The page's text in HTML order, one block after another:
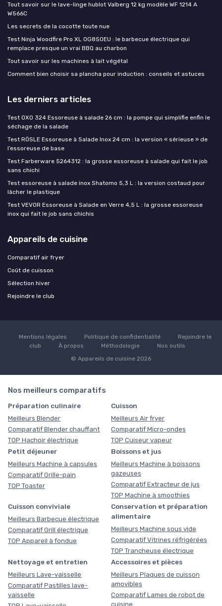
Tout savoir sur le lave-linge hublot Valberg 12 kg modèle WF 1214 A
W566C
Les secrets de la cocotte toute nue
Test Ninja Woodfire Pro XL OG850EU : le barbecue électrique qui
remplace presque un vrai BBQ au charbon
Tout savoir sur les machines à lait végétal
Comment bien choisir sa plancha pour induction : conseils et astuces
Les derniers articles
Test OXO 324 Essoreuse à salade 26 cm : la pompe qui simplifie enfin le
séchage de la salade
Test RÖSLE Essoreuse à Salade Inox 24 cm : la version « sérieuse » de
l’essoreuse de base
Test Farberware 5264312 : la grosse essoreuse à salade qui fait le job
sans chichi
Test essoreuse à salade inox Shatomo 5,3 L : la version costaud pour
lâcher le plastique
Test VEVOR Essoreuse à Salade en Verre 4,5 L : la grosse essoreuse
inox qui fait le job sans chichis
Appareils de cuisine
Comparatif air fryer
Coût de cuisson
Sélection hiver
Rejoindre le club
Mentions légales Politique de confidentialité
Rejoindre le
club
À propos Méthodologie
Nos outils
© Appareils de cuisine 2026
Nos meilleurs comparatifs
Préparation culinaire
Meilleurs Blender
Comparatif Blender chauffant
TOP Hachoir électrique
Cuisson
Meilleurs Air fryer
Comparatif Micro-ondes
TOP Cuiseur vapeur
Petit déjeuner
Meilleurs Machine à capsules
Comparatif Grille-pain
TOP Toaster
Boissons et jus
Meilleurs Machine à boissons
gazeuses
Comparatif Extracteur de jus
TOP Machine à smoothies
Cuisson conviviale
Meilleurs Barbecue électrique
Comparatif Grill électrique
TOP Appareil à fondue
Conservation et préparation
alimentaire
Meilleurs Machine sous vide
Comparatif Vitrines réfrigérées
TOP Trancheuse électrique
Nettoyage et entretien
Meilleurs Lave-vaisselle
Comparatif Pastilles lave-
vaisselle
Accessoires et pièces
Meilleurs Plaques de cuisson
amovibles
Comparatif Lames de robot de
cuisine